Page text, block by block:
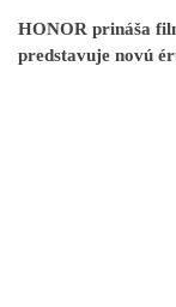
HONOR prináša
predstavuje novú